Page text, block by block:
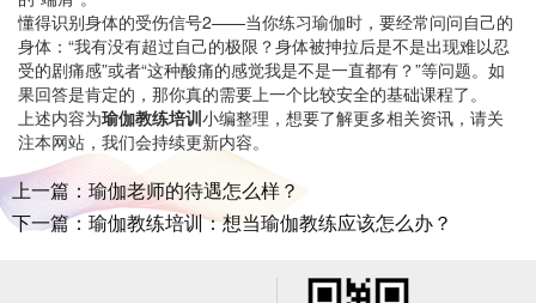
懂得识别身体的受伤信号2——当你练习瑜伽时，要经常问问自己的
身体：“我有没有超过自己的极限？身体被抻拉后是不是出现难以忍
受的剧痛感”或者“这种酸痛的感觉我是不是一直都有？”等问题。如
果回答是肯定的，那你真的需要上一个比较安全的基础课程了。
上述内容为瑜伽教练培训小编整理，想要了解更多相关资讯，请关
注本网站，我们会持续更新内容。
上一篇：瑜伽老师的待遇怎么样？
下一篇：瑜伽教练培训：想当瑜伽教练应该怎么办？